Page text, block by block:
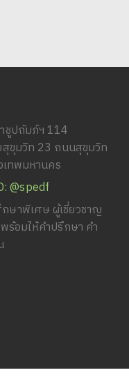
ชูปถัมภ์ฯ 114
ขุมวิท 23 ถนนสุขุมวิท
เทพมหานคร
@spedf
ษาพิเศษ ผู้เชี่ยวชาญ
ร้อมให้คำปรึกษา คำ